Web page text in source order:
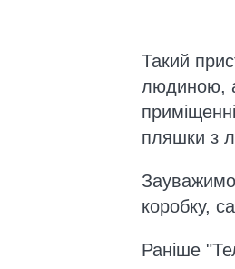
Такий
людиною,
пляшки з
коробку,
Раніше